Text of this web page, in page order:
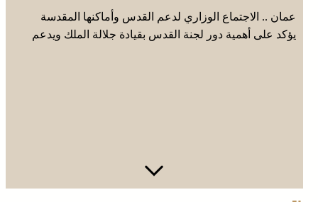
عمان .. الاجتماع الوزاري لدعم القدس وأماكنها المقدسة
يؤكد على أهمية دور لجنة القدس بقيادة جلالة الملك ويدعم